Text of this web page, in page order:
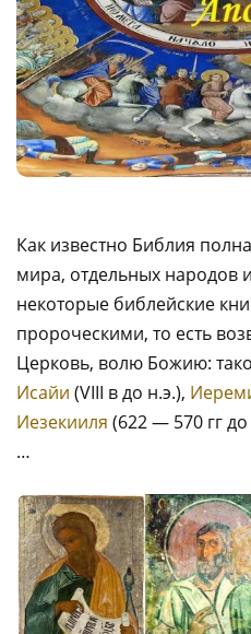
Как известно Библия
мира, отдельных народов
некоторые библейские
пророческими, то есть
Церковь, волю Божию:
Исайи (VIII в до н.э.),
Иезекииля (622 — 570 гг до
…